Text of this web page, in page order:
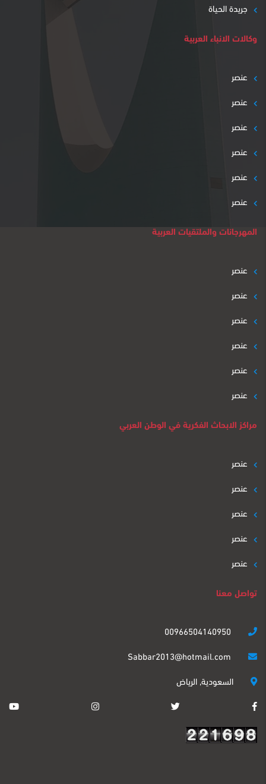
جريدة الحياة
وكالات الانباء العربية
عنصر
عنصر
عنصر
عنصر
عنصر
عنصر
المهرجانات والملتقيات العربية
عنصر
عنصر
عنصر
عنصر
عنصر
عنصر
مراكز الابحاث الفكرية في الوطن العربي
عنصر
عنصر
عنصر
عنصر
عنصر
تواصل معنا
السعودية, الرياض